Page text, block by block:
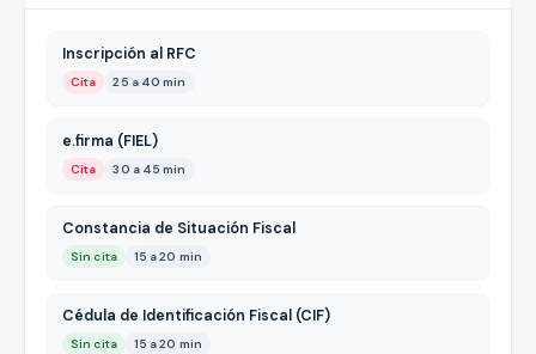
Inscripción al RFC
Cita 25 a 40 min
e.firma (FIEL)
Cita 30 a 45 min
Constancia de Situación Fiscal
Sin cita 15 a 20 min
Cédula de Identificación Fiscal (CIF)
Sin cita 15 a 20 min